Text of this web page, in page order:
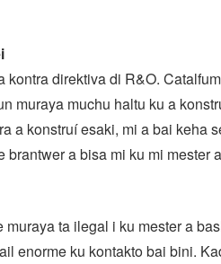
direktiva di R&O.
muraya muchu haltu ku a
a konstruí esaki, mi a bai keha
a bisa mi ku mi mester
ta ilegal i ku mester a
enorme ku kontakto bai bini.